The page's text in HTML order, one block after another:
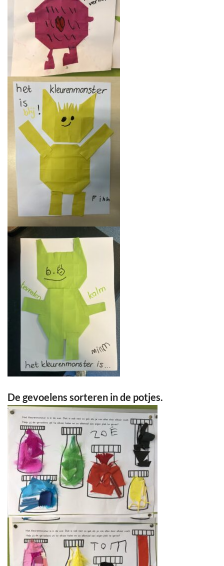
De gevoelens sorteren in de potjes.